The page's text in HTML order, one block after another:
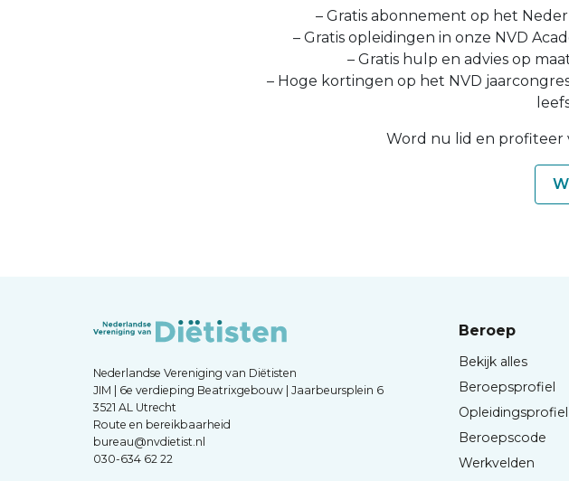
– Gratis abonnement op het
– Gratis opleidingen in onze NVD
– Gratis hulp en advies op
– Hoge kortingen op het NVD
Word nu lid en profiteer
Nederlandse Vereniging van Diëtisten
JIM | 6e verdieping Beatrixgebouw | Jaarbeursplein 6
3521 AL Utrecht
Route en bereikbaarheid
bureau@nvdietist.nl
030-634 62 22
Beroep
Bekijk alles
Beroepsprofiel
Opleidingsprofiel
Beroepscode
Werkvelden